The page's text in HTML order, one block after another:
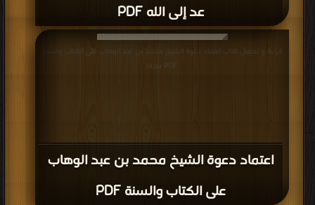
عد إلى الله PDF
اعتماد دعوة الشيخ محمد بن عبد الوهاب
على الكتاب والسنة PDF
قراءة و تحميل كتاب اعتماد دعوة الشيخ محمد بن عبد الوهاب على الكتاب والسنة
PDF مجانا